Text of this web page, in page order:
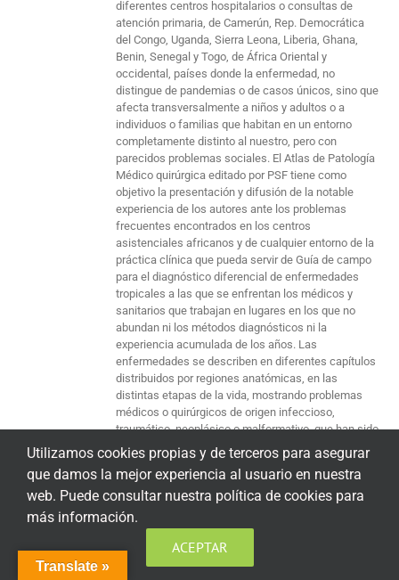
diferentes centros hospitalarios o consultas de
atención primaria, de Camerún, Rep. Democrática
del Congo, Uganda, Sierra Leona, Liberia, Ghana,
Benin, Senegal y Togo, de África Oriental y
occidental, países donde la enfermedad, no
distingue de pandemias o de casos únicos, sino que
afecta transversalmente a niños y adultos o a
individuos o familias que habitan en un entorno
completamente distinto al nuestro, pero con
parecidos problemas sociales. El Atlas de Patología
Médico quirúrgica editado por PSF tiene como
objetivo la presentación y difusión de la notable
experiencia de los autores ante los problemas
frecuentes encontrados en los centros
asistenciales africanos y de cualquier entorno de la
práctica clínica que pueda servir de Guía de campo
para el diagnóstico diferencial de enfermedades
tropicales a las que se enfrentan los médicos y
sanitarios que trabajan en lugares en los que no
abundan ni los métodos diagnósticos ni la
experiencia acumulada de los años. Las
enfermedades se describen en diferentes capítulos
distribuidos por regiones anatómicas, en las
distintas etapas de la vida, mostrando problemas
médicos o quirúrgicos de origen infeccioso,
traumático, neoplásico o malformativo, que han sido
tratados personalmente por los autores con las
medidas disponibles en ese medio y en ese
momento. Cada caso clínico de los 350 que tiene el
libro, describe sucintamente los datos clínicos
diagnósticos o terapéuticos más relevantes, sin
pretender profundizar en cada uno de ellos, para
mostrarlos con la mayor calidad posible. Cuidar de
los demás es responder sin condiciones ante el
Translate »
Utilizamos cookies propias y de terceros para asegurar
que damos la mejor experiencia al usuario en nuestra
web. Puede consultar nuestra política de cookies para
más información.
ACEPTAR